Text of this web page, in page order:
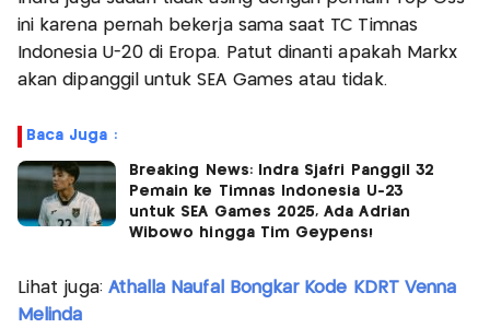
ini karena pernah bekerja sama saat TC Timnas
Indonesia U-20 di Eropa. Patut dinanti apakah Markx
akan dipanggil untuk SEA Games atau tidak.
Baca Juga :
Breaking News: Indra Sjafri Panggil 32
Pemain ke Timnas Indonesia U-23
untuk SEA Games 2025, Ada Adrian
Wibowo hingga Tim Geypens!
Lihat juga: Athalla Naufal Bongkar Kode KDRT Venna
Melinda